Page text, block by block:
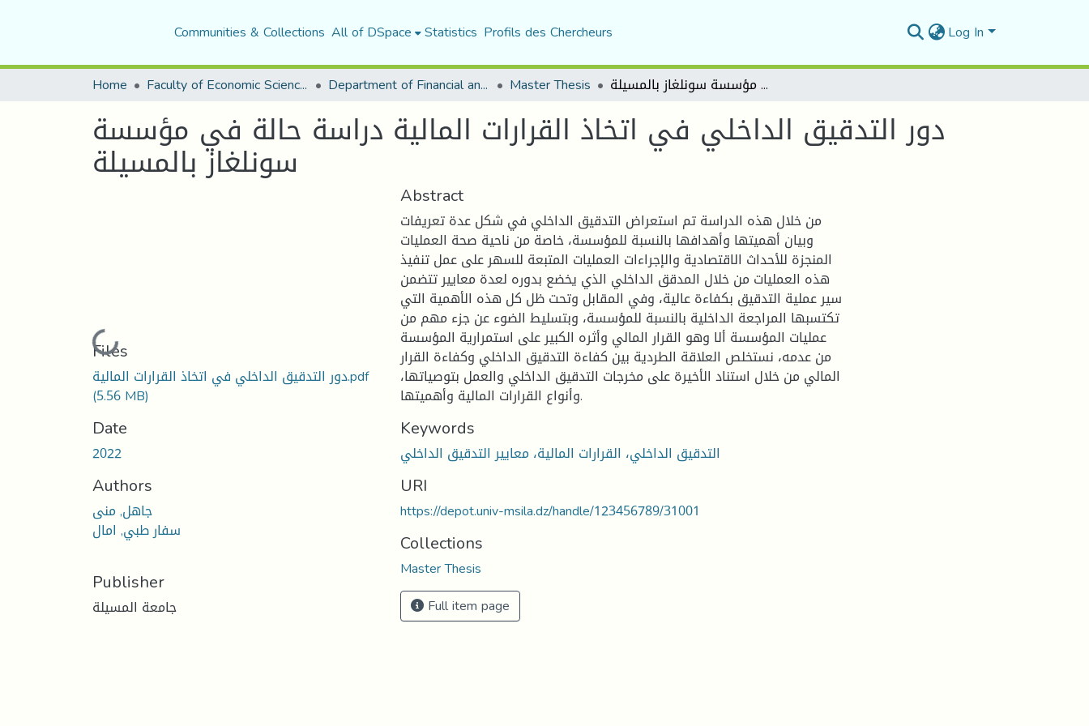
Communities & Collections All of DSpace Statistics Profils des Chercheurs Log In
Home Faculty of Economic Sciences, Commerce and Management Sciences Department of Financial and Accounting Sciences Master Thesis دور التدقيق الداخلي في اتخاذ القرارات المالية دراسة حالة في مؤسسة سونلغاز بالمسيلة
دور التدقيق الداخلي في اتخاذ القرارات المالية دراسة حالة في مؤسسة
سونلغاز بالمسيلة
Loading...
Files
دور التدقيق الداخلي في اتخاذ القرارات المالية.pdf
(5.56 MB)
Date
2022
Authors
جاهل, منى
سفار طبي, امال
Publisher
جامعة المسيلة
Abstract
من خلال هذه الدراسة تم استعراض التدقيق الداخلي في شكل عدة تعريفات
وبيان أهميتها وأهدافها بالنسبة للمؤسسة، خاصة من ناحية صحة العمليات
المنجزة للأحداث الاقتصادية والإجراءات العمليات المتبعة للسهر على عمل تنفيذ
هذه العمليات من خلال المدقق الداخلي الذي يخضع بدوره لعدة معايير تتضمن
سير عملية التدقيق بكفاءة عالية، وفي المقابل وتحت ظل كل هذه الأهمية التي
تكتسبها المراجعة الداخلية بالنسبة للمؤسسة، وبتسليط الضوء عن جزء مهم من
عمليات المؤسسة ألا وهو القرار المالي وأثره الكبير على استمرارية المؤسسة
من عدمه، نستخلص العلاقة الطردية بين كفاءة التدقيق الداخلي وكفاءة القرار
المالي من خلال استناد الأخيرة على مخرجات التدقيق الداخلي والعمل بتوصياتها،
وأنواع القرارات المالية وأهميتها.
Keywords
التدقيق الداخلي، القرارات المالية، معايير التدقيق الداخلي
URI
https://depot.univ-msila.dz/handle/123456789/31001
Collections
Master Thesis
Full item page